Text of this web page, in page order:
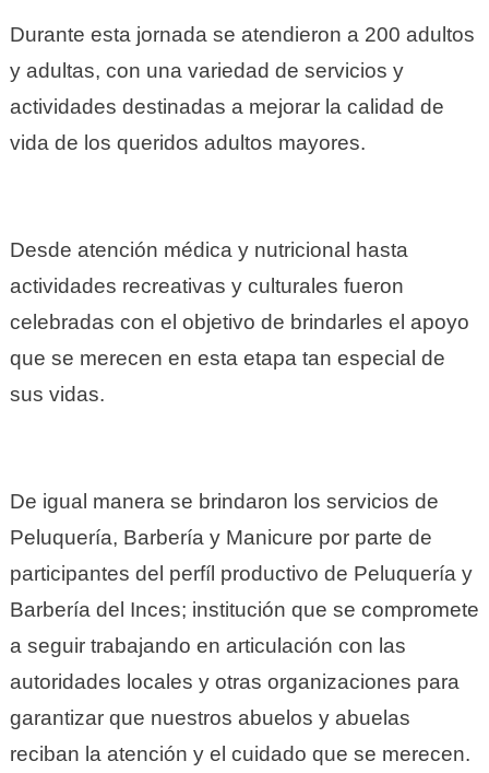
Durante esta jornada se atendieron a 200 adultos
y adultas, con una variedad de servicios y
actividades destinadas a mejorar la calidad de
vida de los queridos adultos mayores.
Desde atención médica y nutricional hasta
actividades recreativas y culturales fueron
celebradas con el objetivo de brindarles el apoyo
que se merecen en esta etapa tan especial de
sus vidas.
De igual manera se brindaron los servicios de
Peluquería, Barbería y Manicure por parte de
participantes del perfíl productivo de Peluquería y
Barbería del Inces; institución que se compromete
a seguir trabajando en articulación con las
autoridades locales y otras organizaciones para
garantizar que nuestros abuelos y abuelas
reciban la atención y el cuidado que se merecen.